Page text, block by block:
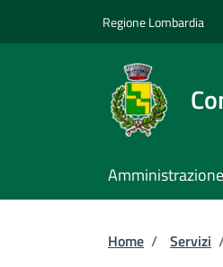
Regione Lombardia
Amministrazione
Home / Servizi